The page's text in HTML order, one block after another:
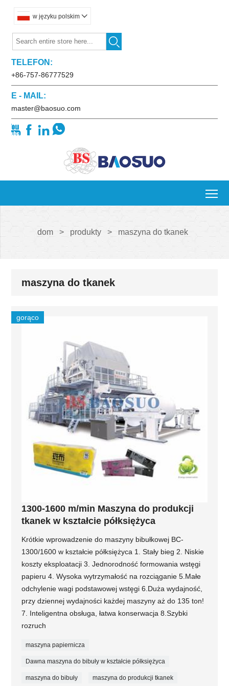
w języku polskim 

TELEFON:
+86-757-86777529
E - MAIL:
master@baosuo.com
   
dom > produkty > maszyna do tkanek
maszyna do tkanek
gorąco
1300-1600 m/min Maszyna do produkcji
tkanek w kształcie półksiężyca
Krótkie wprowadzenie do maszyny bibułkowej BC-
1300/1600 w kształcie półksiężyca 1. Stały bieg 2. Niskie
koszty eksploatacji 3. Jednorodność formowania wstęgi
papieru 4. Wysoka wytrzymałość na rozciąganie 5.Małe
odchylenie wagi podstawowej wstęgi 6.Duża wydajność,
przy dziennej wydajności każdej maszyny aż do 135 ton!
7. Inteligentna obsługa, łatwa konserwacja 8.Szybki
rozruch
maszyna papiernicza
Dawna maszyna do bibuły w kształcie półksiężyca
maszyna do bibuły maszyna do produkcji tkanek